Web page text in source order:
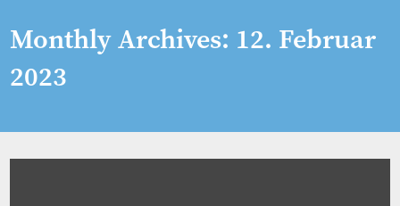
Monthly Archives: 12. Februar
2023